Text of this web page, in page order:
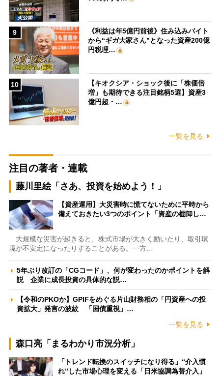
9
《利益は年5億円前後》住み込みバイト
から“ギガ大家さん”となった資産200億
円税理…
10
【キオクシア・ショック後に「株価倍
増」も期待できる注目銘柄5選】資産3
億円超・…
一覧を見る
注目の著者・連載
藤川里絵「さあ、投資を始めよう！」
【資産運用】大災害時に慌てないために平時から
備えておきたい3つのポイント「資産の棚卸し…
大規模な災害が起きると、株式市場が大きく動いたり、取引環
境が不安定になったりすることがある。一方…
5年ぶり改訂の「CGコード」、何が変わったのかポイントを解
説 企業に成長投資の具体的な説…
【令和のPKOか】GPIFをめぐる片山財務相の「円資産への投
資拡大」発言の波紋 「国債重視」…
一覧を見る
森口亮「まるわかり市況分析」
「トレンド転換のスイッチになり得る」“介入慣
れ”した市場心理を変える「日米協調為替介入」